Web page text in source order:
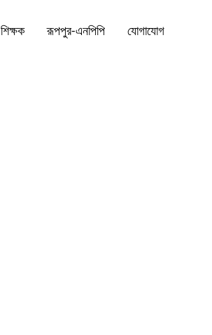
শিক্ষক রূপপুর-এনপিপি যোগাযোগ